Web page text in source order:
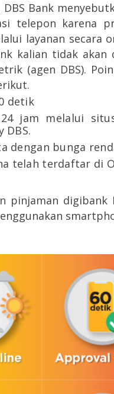
Bank
telepon karena
layanan secara
kalian tidak
(agen DBS).
detik
jam melalui
DBS.
dengan bunga
telah terdaftar di
pinjaman